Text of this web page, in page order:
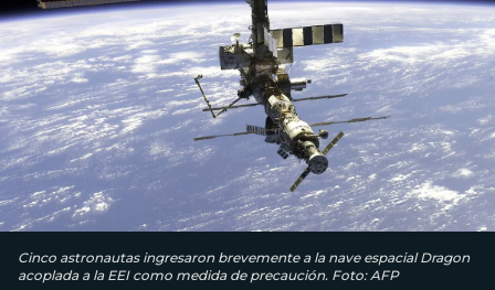
Cinco astronautas ingresaron brevemente a la nave espacial Dragon
acoplada a la EEI como medida de precaución. Foto: AFP